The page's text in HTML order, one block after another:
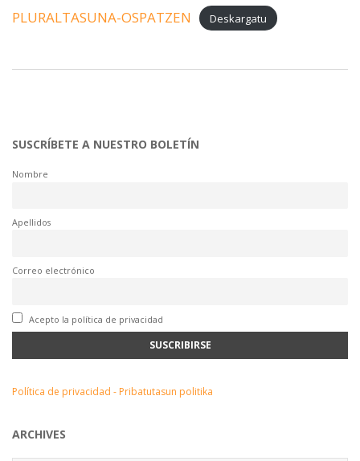
PLURALTASUNA-OSPATZEN Deskargatu
SUSCRÍBETE A NUESTRO BOLETÍN
Nombre
Apellidos
Correo electrónico
Acepto la política de privacidad
Política de privacidad - Pribatutasun politika
ARCHIVES